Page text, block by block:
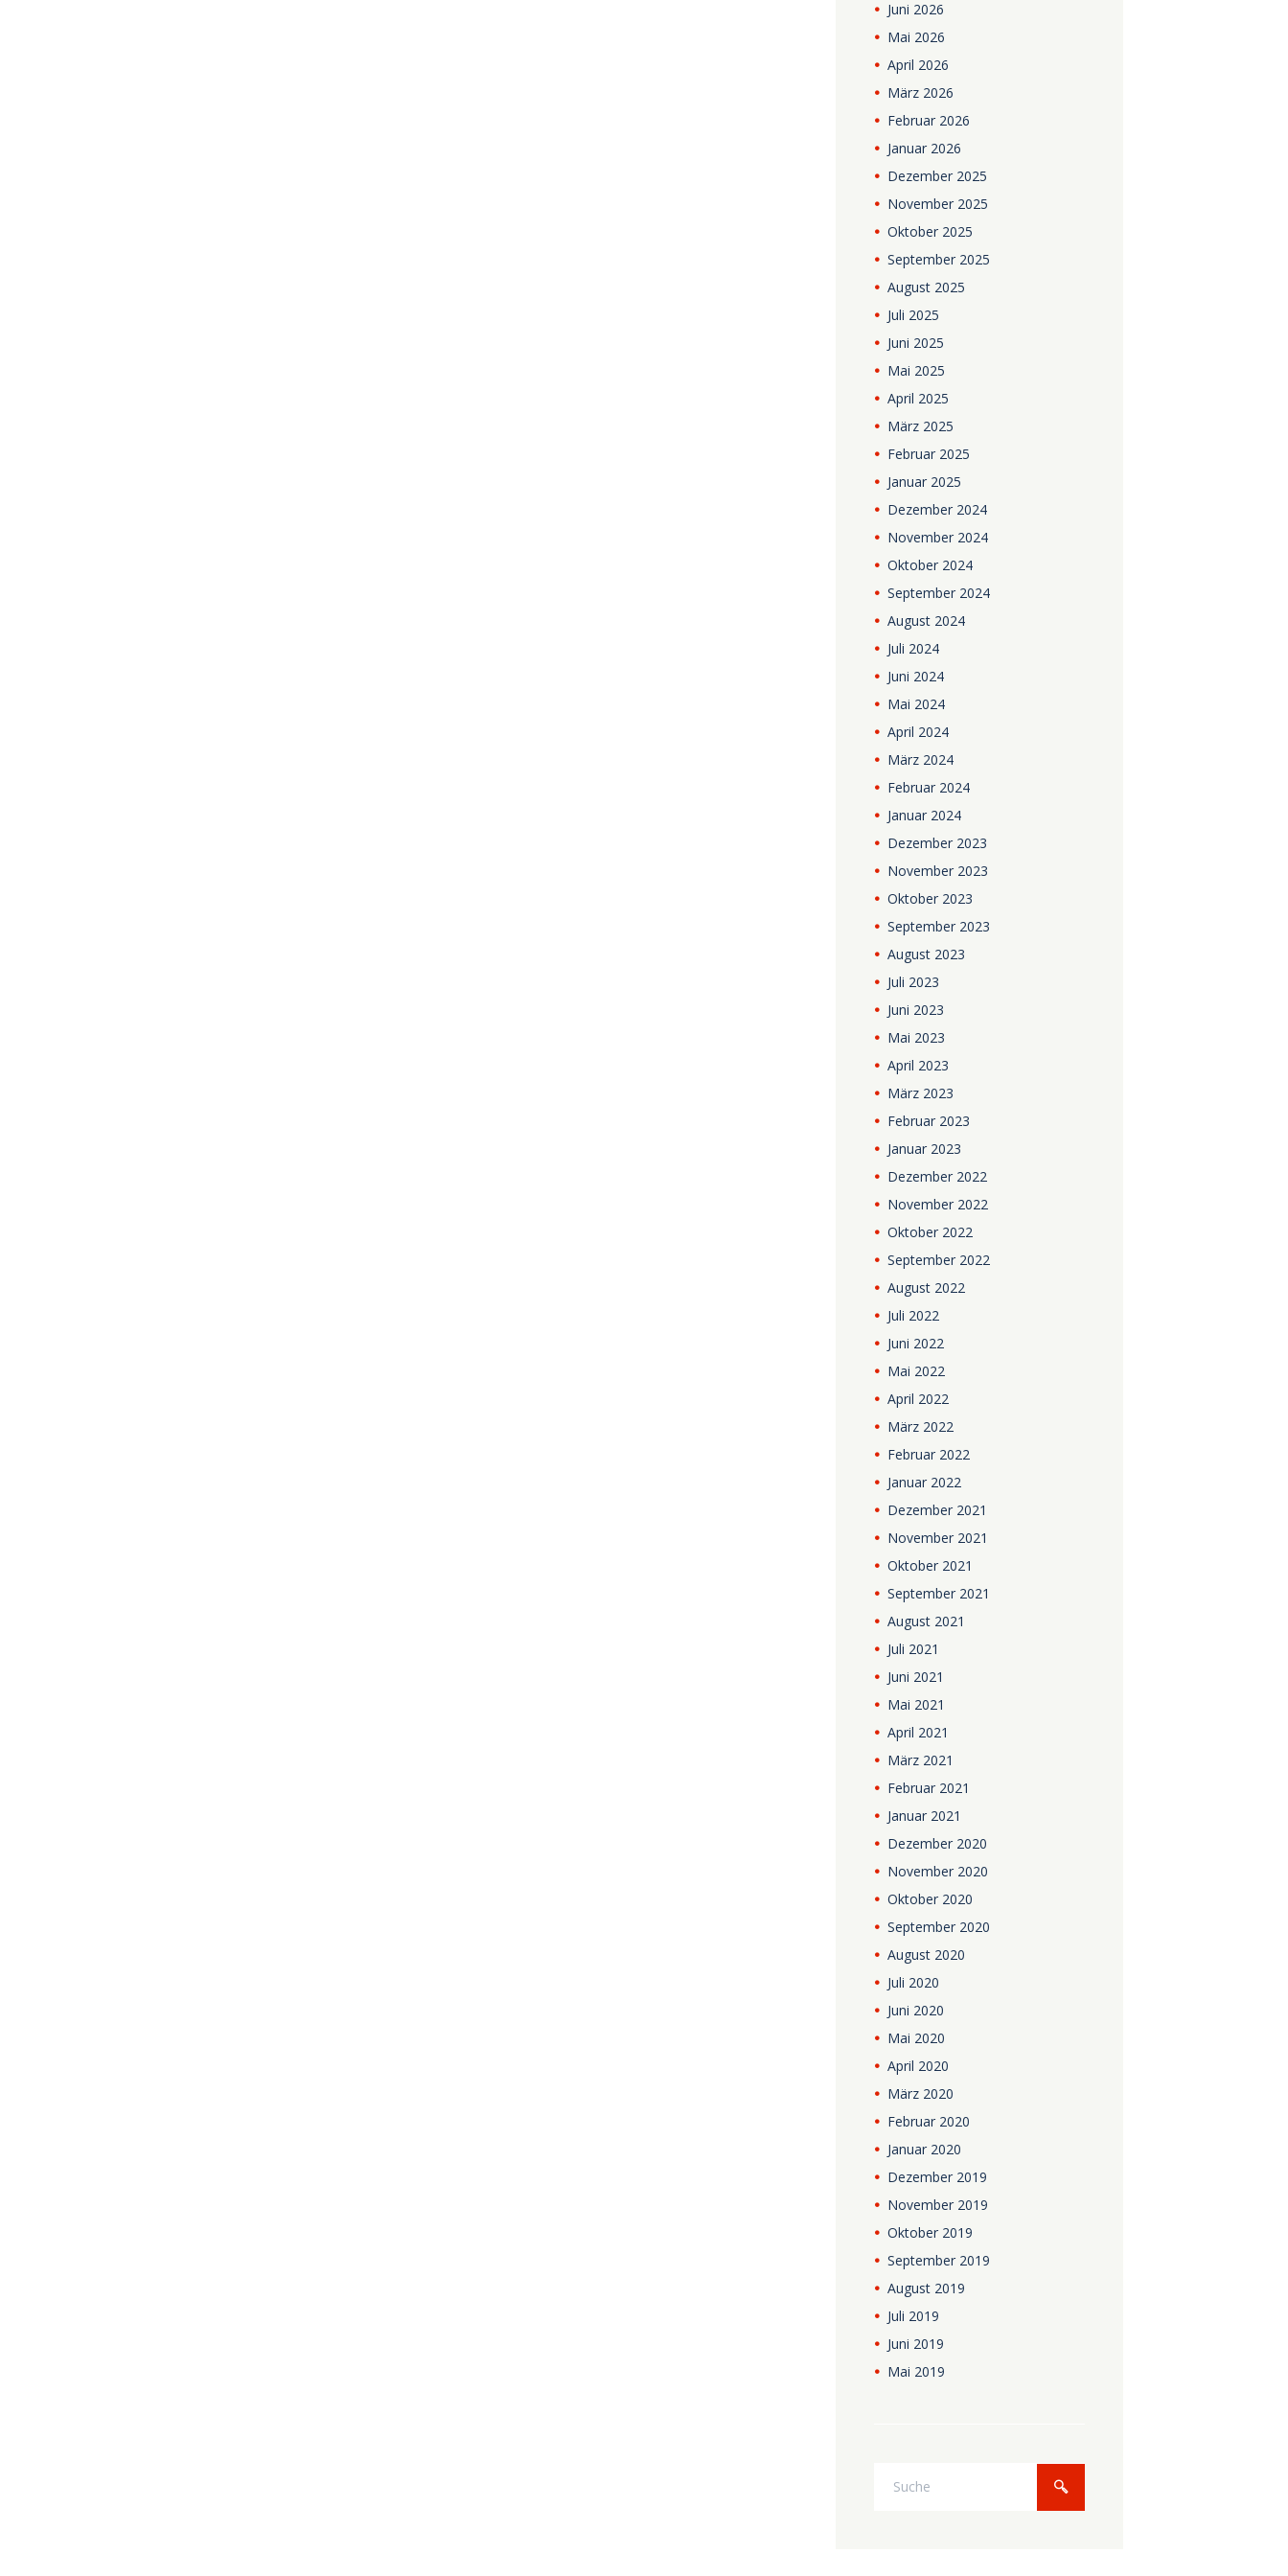
Juni 2026
Mai 2026
April 2026
März 2026
Februar 2026
Januar 2026
Dezember 2025
November 2025
Oktober 2025
September 2025
August 2025
Juli 2025
Juni 2025
Mai 2025
April 2025
März 2025
Februar 2025
Januar 2025
Dezember 2024
November 2024
Oktober 2024
September 2024
August 2024
Juli 2024
Juni 2024
Mai 2024
April 2024
März 2024
Februar 2024
Januar 2024
Dezember 2023
November 2023
Oktober 2023
September 2023
August 2023
Juli 2023
Juni 2023
Mai 2023
April 2023
März 2023
Februar 2023
Januar 2023
Dezember 2022
November 2022
Oktober 2022
September 2022
August 2022
Juli 2022
Juni 2022
Mai 2022
April 2022
März 2022
Februar 2022
Januar 2022
Dezember 2021
November 2021
Oktober 2021
September 2021
August 2021
Juli 2021
Juni 2021
Mai 2021
April 2021
März 2021
Februar 2021
Januar 2021
Dezember 2020
November 2020
Oktober 2020
September 2020
August 2020
Juli 2020
Juni 2020
Mai 2020
April 2020
März 2020
Februar 2020
Januar 2020
Dezember 2019
November 2019
Oktober 2019
September 2019
August 2019
Juli 2019
Juni 2019
Mai 2019